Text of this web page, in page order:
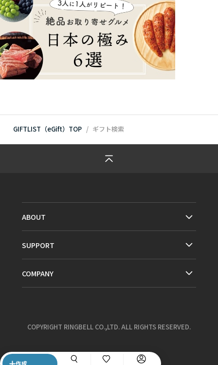
GIFTLIST（eGift）TOP ギフト検索
ABOUT
SUPPORT
COMPANY
COPYRIGHT RINGBELL CO.,LTD. ALL RIGHTS RESERVED.
作成